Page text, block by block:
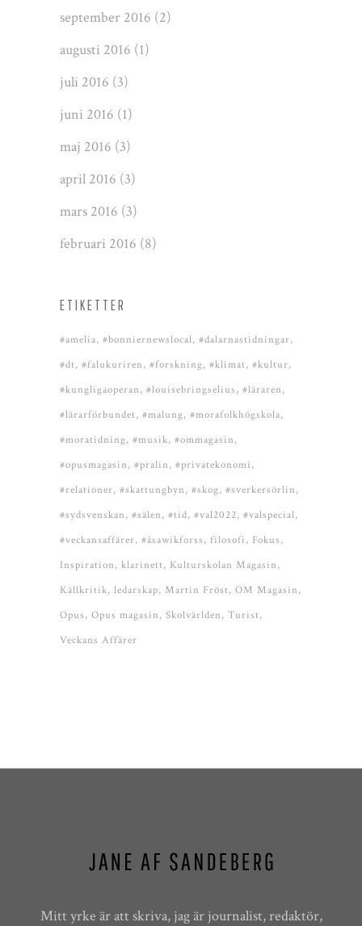
september 2016 (2)
augusti 2016 (1)
juli 2016 (3)
juni 2016 (1)
maj 2016 (3)
april 2016 (3)
mars 2016 (3)
februari 2016 (8)
ETIKETTER
#amelia #bonniernewslocal #dalarnastidningar
#dt #falukuriren #forskning #klimat #kultur
#kungligaoperan #louisebringselius #läraren
#lärarförbundet #malung #morafolkhögskola
#moratidning #musik #ommagasin
#opusmagasin #pralin #privatekonomi
#relationer #skattungbyn #skog #sverkersörlin
#sydsvenskan #sälen #tid #val2022 #valspecial
#veckansaffärer #åsawikforss filosofi
Fokus
Inspiration klarinett Kulturskolan Magasin
Källkritik ledarskap Martin Fröst OM Magasin
Opus Opus magasin Skolvärlden Turist
Veckans Affärer
Mitt yrke är att skriva, jag är journalist, redaktör,